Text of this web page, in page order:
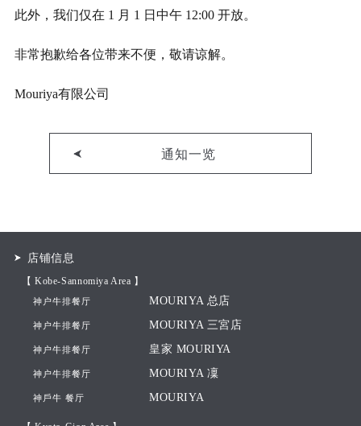
此外，我们仅在 1 月 1 日中午 12:00 开放。
非常抱歉给各位带来不便，敬请谅解。
Mouriya有限公司
通知一览
店铺信息
【 Kobe-Sannomiya Area 】
神户牛排餐厅 MOURIYA 总店
神户牛排餐厅 MOURIYA 三宮店
神户牛排餐厅 皇家 MOURIYA
神户牛排餐厅 MOURIYA 凜
神戶牛 餐厅 MOURIYA